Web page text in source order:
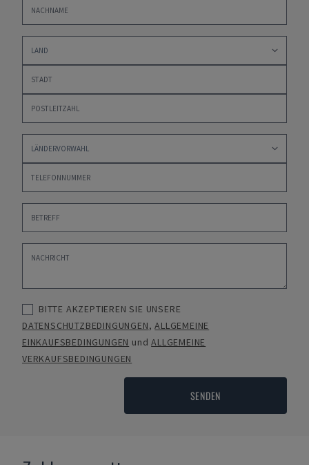
BITTE AKZEPTIEREN SIE UNSERE
DATENSCHUTZBEDINGUNGEN,ALLGEMEINE
EINKAUFSBEDINGUNGEN undALLGEMEINE
VERKAUFSBEDINGUNGEN
SENDEN